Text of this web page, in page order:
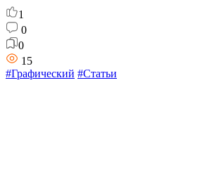
1
0
0
15
#Графический #Статьи